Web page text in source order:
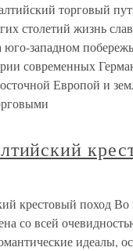
торговый
столетий жизнь
западном
современных
Европой и
крестовый поход Во
со всей
идеалы,